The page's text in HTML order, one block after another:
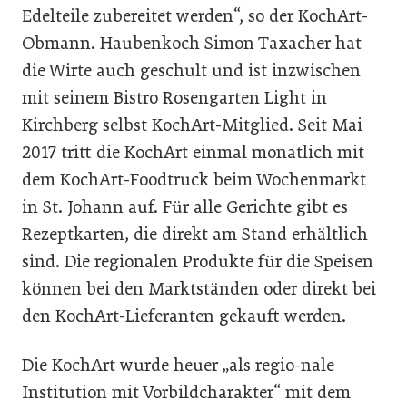
Edelteile zubereitet werden“, so der KochArt-
Obmann. Haubenkoch Simon Taxacher hat
die Wirte auch geschult und ist inzwischen
mit seinem Bistro Rosengarten Light in
Kirchberg selbst KochArt-Mitglied. Seit Mai
2017 tritt die KochArt einmal monatlich mit
dem KochArt-Foodtruck beim Wochenmarkt
in St. Johann auf. Für alle Gerichte gibt es
Rezeptkarten, die direkt am Stand erhältlich
sind. Die regionalen Produkte für die Speisen
können bei den Marktständen oder direkt bei
den KochArt-Lieferanten gekauft werden.
Die KochArt wurde heuer „als regio-nale
Institution mit Vorbildcharakter“ mit dem